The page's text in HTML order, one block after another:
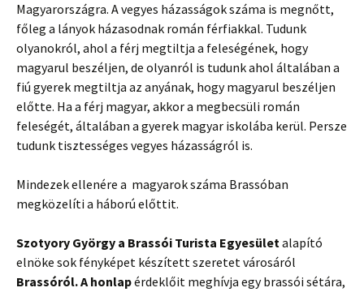
Magyarországra. A vegyes házasságok száma is megnőtt,
főleg a lányok házasodnak román férfiakkal. Tudunk
olyanokról, ahol a férj megtiltja a feleségének, hogy
magyarul beszéljen, de olyanról is tudunk ahol általában a
fiú gyerek megtiltja az anyának, hogy magyarul beszéljen
előtte. Ha a férj magyar, akkor a megbecsüli román
feleségét, általában a gyerek magyar iskolába kerül. Persze
tudunk tisztességes vegyes házasságról is.
Mindezek ellenére a magyarok száma Brassóban
megközelíti a háború előttit.
Szotyory György a Brassói Turista Egyesületalapító
elnöke sok fényképet készített szeretet városáról
Brassóról. A honlapérdeklőit meghívja egy brassói sétára,